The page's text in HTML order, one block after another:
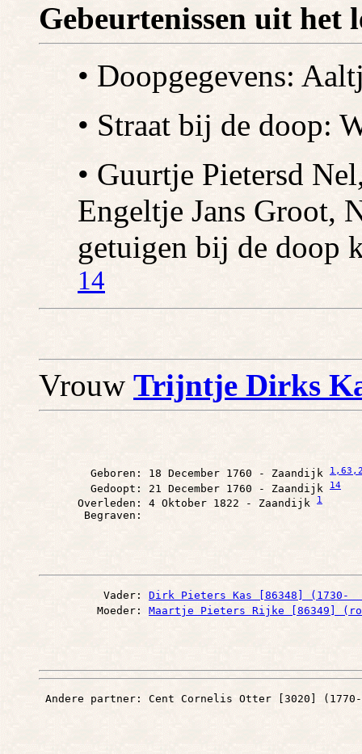
Gebeurtenissen uit het
• Doopgegevens:
• Straat bij de doop:
• Guurtje Pietersd
Engeltje Jans Groot,
getuigen bij de doop
14
Vrouw Trijntje Dirks
        Geboren: 18 December 1760 - Zaandijk
1 ,63
        Gedoopt: 21 December 1760 - Zaandijk
14
      Overleden: 4 Oktober 1822 - Zaandijk
1
          Vader:
Dirk Pieters Kas [86348] (1730-
         Moeder:
Maartje Pieters Rijke [86349]
Andere partner: Cent Cornelis Otter [3020]